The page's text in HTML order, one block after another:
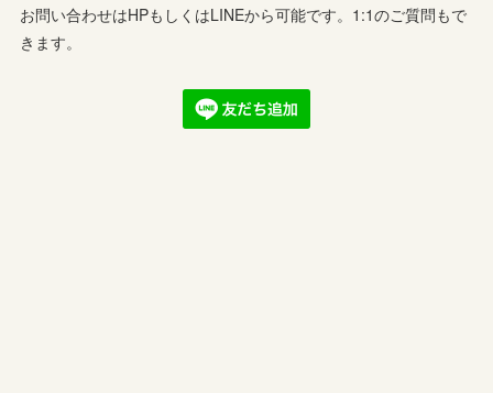
お問い合わせはHPもしくはLINEから可能です。1:1のご質問もで
きます。